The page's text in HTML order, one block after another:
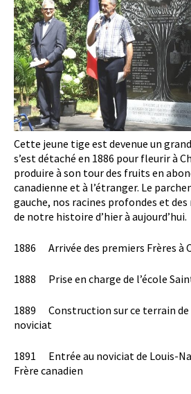
Cette jeune tige est devenue un
s’est détaché en 1886 pour fleurir à
produire à son tour des fruits en
canadienne et à l’étranger. Le
gauche, nos racines profondes et
de notre histoire d’hier à aujourd’hui.
1886 Arrivée des premiers Frères à
1888 Prise en charge de l’école
1889 Construction sur ce terrain de
noviciat
1891 Entrée au noviciat de Louis-
Frère canadien